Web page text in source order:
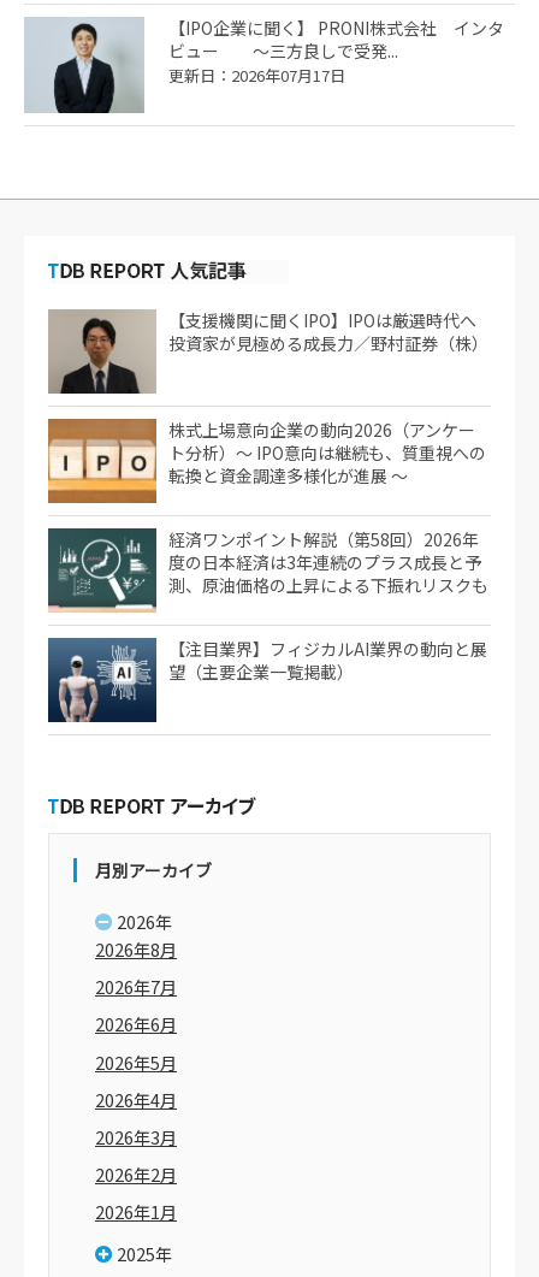
【IPO企業に聞く】 PRONI株式会社 インタ
ビュー ～三方良しで受発...
更新日：2026年07月17日
【支援機関に聞くIPO】IPOは厳選時代へ
投資家が見極める成長力／野村証券（株）
株式上場意向企業の動向2026（アンケー
ト分析）～ IPO意向は継続も、質重視への
転換と資金調達多様化が進展 ～
経済ワンポイント解説（第58回）2026年
度の日本経済は3年連続のプラス成長と予
測、原油価格の上昇による下振れリスクも
【注目業界】フィジカルAI業界の動向と展
望（主要企業一覧掲載）
月別アーカイブ
2026年
2026年8月
2026年7月
2026年6月
2026年5月
2026年4月
2026年3月
2026年2月
2026年1月
2025年